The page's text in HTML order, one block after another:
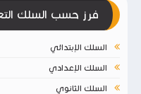
فرز حسب السلك
السلك الإبتدائي
السلك الإعدادي
السلك الثانوي